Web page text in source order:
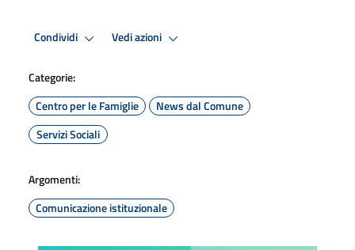
Condividi Vedi azioni
Categorie:
Centro per le Famiglie
News dal Comune
Servizi Sociali
Argomenti:
Comunicazione istituzionale